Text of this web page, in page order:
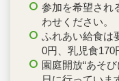
参加を希望され
わせください。
ふれあい給食は
0円、乳児食170
園庭開放“あそ